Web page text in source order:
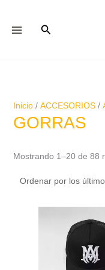
contenido
Buscar
Inicio/ ACCESORIOS/
GORRAS
Mostrando 1–20 de 88